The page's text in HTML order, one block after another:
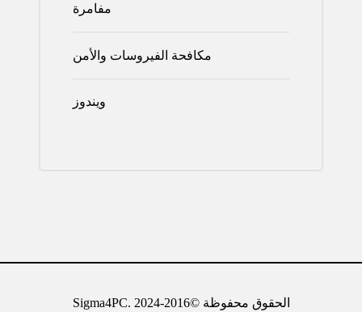
مفامرة
مكافحة الفيروسات والأمن
ويندوز
Sigma4PC. الحقوق محفوظة ©2016-2024